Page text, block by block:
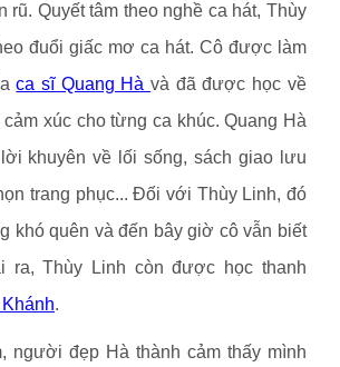
rũ. Quyết tâm theo nghề ca hát, Thùy
đuổi giấc mơ ca hát. Cô được làm
ca sĩ Quang Hàvà đã được học về
xúc cho từng ca khúc. Quang Hà
khuyên về lối sống, sách giao lưu
trang phục... Đối với Thùy Linh, đó
khó quên và đến bây giờ cô vẫn biết
ra, Thùy Linh còn được học thanh
.
người đẹp Hà thành cảm thấy mình